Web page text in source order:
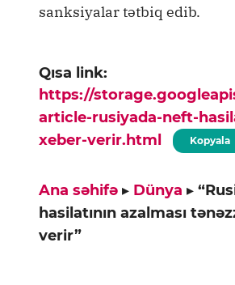
sanksiyalar tətbiq edib.
Qısa link:
https://
article-rusiyada-neft-
xeber-verir.html
Kopyala
Ana səhifə ▸ Dünya ▸
hasilatının azalması
verir”